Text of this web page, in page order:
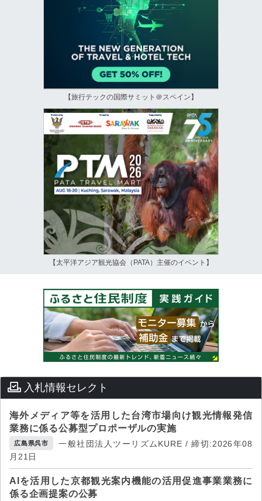
【旅行テックの国際サミット＠スペイン】
【太平洋アジア観光協会（PATA）主催のイベント】
入札情報セレクト
海外メディア等を活用した台湾市場向け観光情報発信
業務に係る公募型プロポーザルの実施
広島県呉市
一般社団法人ツーリズムKURE / 締切:2026年08
月21日
AIを活用した京都観光案内機能の活用促進事業業務に
係る企画提案の公募